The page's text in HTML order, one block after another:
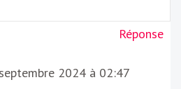
Réponse
2024 à 02:47